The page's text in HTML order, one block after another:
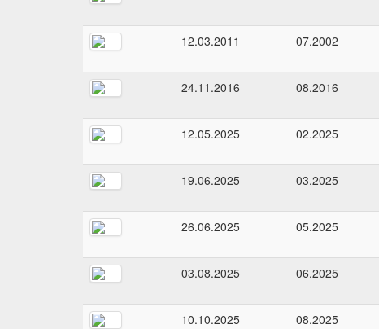
12.03.2011 07.2002
24.11.2016 08.2016
12.05.2025 02.2025
19.06.2025 03.2025
26.06.2025 05.2025
03.08.2025 06.2025
10.10.2025 08.2025